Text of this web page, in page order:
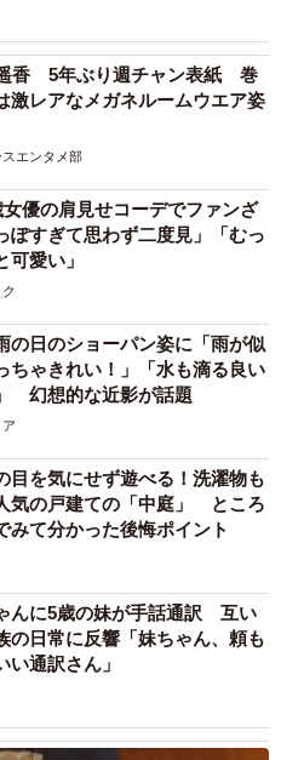
香 5年ぶり週チャン表紙 巻
激レアなメガネルームウエア姿
エンタメ部
優の肩見せコーデでファンざ
すぎて思わず二度見」「むっ
可愛い」
の日のショーパン姿に「雨が似
ちゃきれい！」「水も滴る良い
幻想的な近影が話題
目を気にせず遊べる！洗濯物も
気の戸建ての「中庭」 ところ
て分かった後悔ポイント
んに5歳の妹が手話通訳 互い
の日常に反響「妹ちゃん、頼も
い通訳さん」